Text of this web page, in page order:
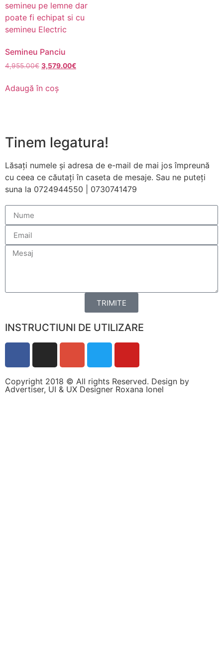
Semineu Panciu
4,955.00€ 3,579.00€
Adaugă în coș
Tinem legatura!
Lăsați numele și adresa de e-mail de mai jos împreună
cu ceea ce căutați în caseta de mesaje. Sau ne puteți
suna la 0724944550 | 0730741479
TRIMITE
INSTRUCTIUNI DE UTILIZARE
Copyright 2018 © All rights Reserved. Design by
Advertiser, UI & UX Designer Roxana Ionel
funcționeze cât
mai bine posibil
în timpul vizitei
dumneavoastră.
aceste cookie-
uri, unele
vor dispărea de
pe site.
Împărtășindu-vă
interesele și
pe măsură ce
vizitați site-ul
nostru, creșteți
vedea conținut
și oferte
personalizate.